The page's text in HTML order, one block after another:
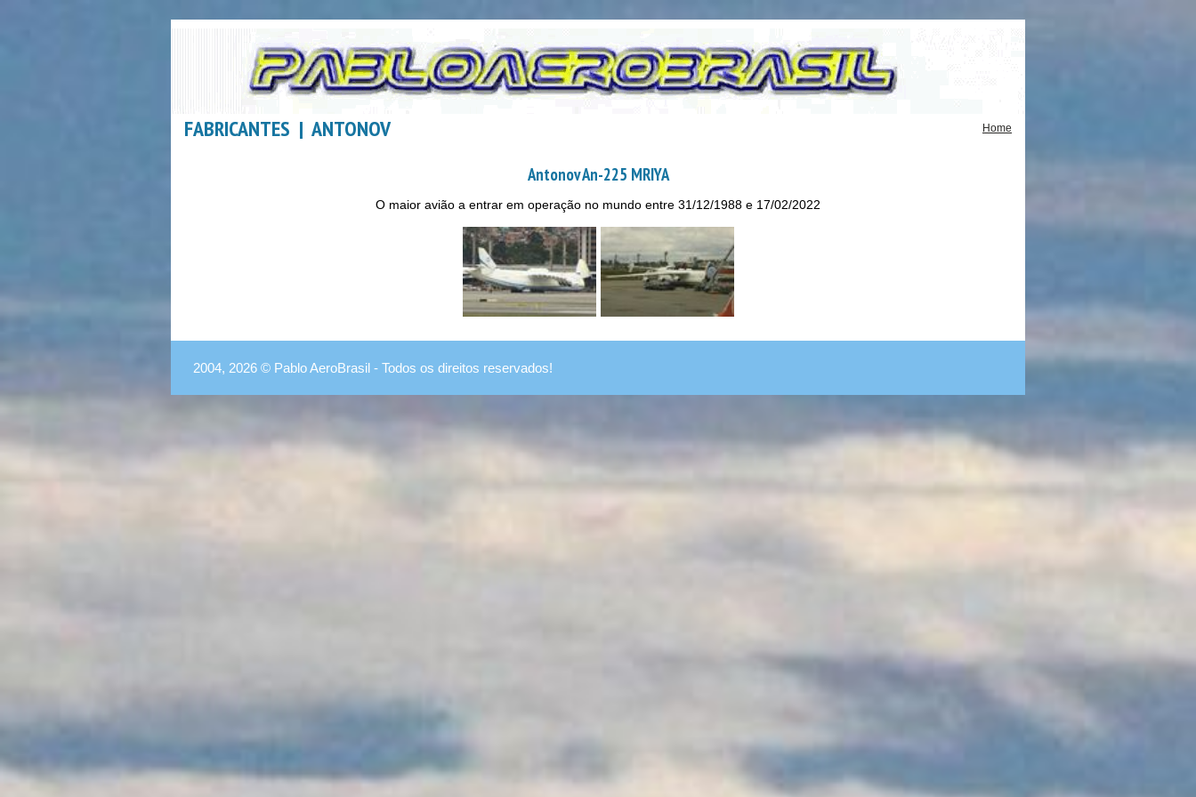
FABRICANTES | ANTONOV Home
Antonov An-225 MRIYA
O maior avião a entrar em operação no mundo entre 31/12/1988 e 17/02/2022
2004, 2026 © Pablo AeroBrasil - Todos os direitos reservados!